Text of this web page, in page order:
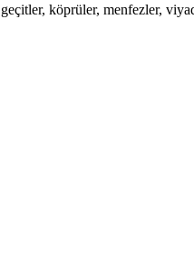
köprüler, menfezler,